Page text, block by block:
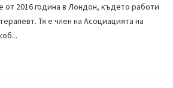
от 2016 година в Лондон, където работи
Тя е член на Асоциацията на